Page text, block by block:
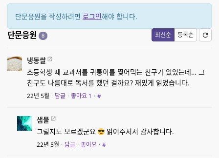
단문응원을 작성하려면 로그인해야 합니다.
최신순 등록순
단문응원 8
냉동쌀
초등학생 때 교과서를 귀퉁이를 찢어먹는 친구가 있었는데… 그
친구도 나름대로 독서를 했던 걸까요? 재밌게 읽었습니다.
22년 5월 · 답글 · 좋아요 1 · #
샘물
그럴지도 모르겠군요
읽어주셔서 감사합니다.
22년 5월 · 답글 · 좋아요 · #